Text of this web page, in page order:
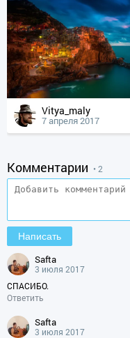
Vitya_maly
7 апреля 2017
Комментарии • 2
safta
3 июля 2017
СПАСИБО.
Ответить
safta
3 июля 2017